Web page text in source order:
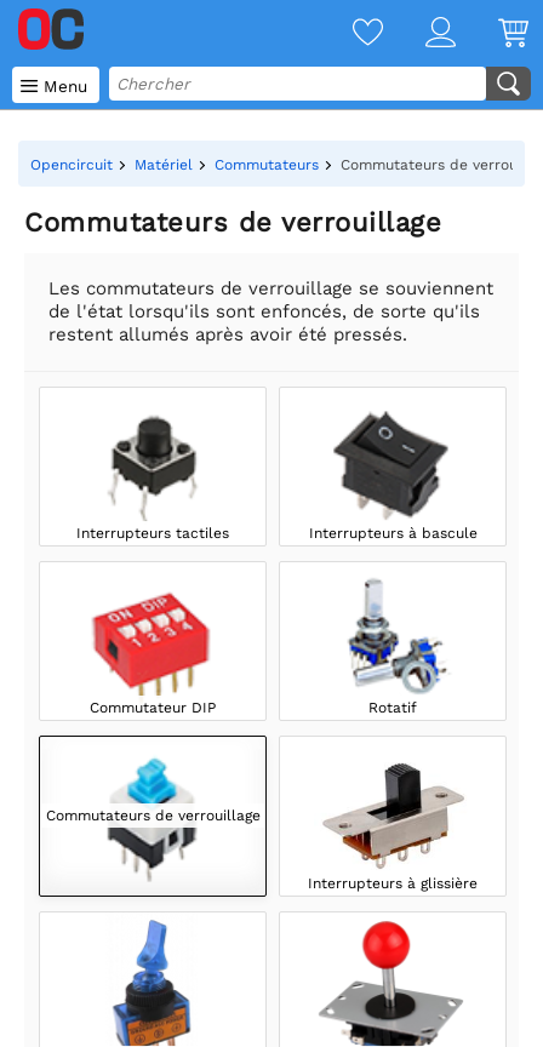
 Menu
Opencircuit Matériel Commutateurs Commutateurs de
Commutateurs de verrouillage
Les commutateurs de verrouillage se souviennent
de l'état lorsqu'ils sont enfoncés, de sorte qu'ils
restent allumés après avoir été pressés.
Interrupteurs tactiles Interrupteurs à bascule
Commutateur DIP Rotatif
Commutateurs de verrouillage
Interrupteurs à glissière